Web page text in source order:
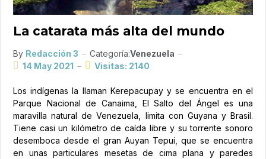
La catarata más alta del mundo
By Redacción 3 Categoría:Venezuela
14 May 2021
Visitas: 2140
Los indígenas la llaman Kerepacupay y se encuentra en el
Parque Nacional de Canaima, El Salto del Ángel es una
maravilla natural de Venezuela, limita con Guyana y Brasil.
Tiene casi un kilómetro de caída libre y su torrente sonoro
desemboca desde el gran Auyan Tepui, que se encuentra
en unas particulares mesetas de cima plana y paredes